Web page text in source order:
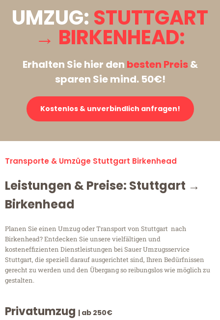
UMZUG: STUTTGART
→ BIRKENHEAD:
Erhalten Sie hier den besten Preis&
sparen Sie mind. 50€!
Kostenlos & unverbindlich anfragen!
Transporte & Umzüge Stuttgart Birkenhead
Leistungen & Preise: Stuttgart →
Birkenhead
Planen Sie einen Umzug oder Transport von Stuttgart nach
Birkenhead? Entdecken Sie unsere vielfältigen und
kosteneffizienten Dienstleistungen bei Sauer Umzugsservice
Stuttgart, die speziell darauf ausgerichtet sind, Ihren Bedürfnissen
gerecht zu werden und den Übergang so reibungslos wie möglich zu
gestalten.
Privatumzug | ab 250€